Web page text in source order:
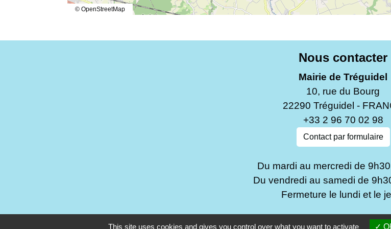
© OpenStreetMap
Nous contacter
Mairie de Tréguidel
10, rue du Bourg
22290 Tréguidel -
+33 2 96 70 02 98
Contact par formulaire
Du mardi au mercredi de
Du vendredi au samedi de
Fermeture le lundi et le
This site uses cookies and gives you control over what you want to activate